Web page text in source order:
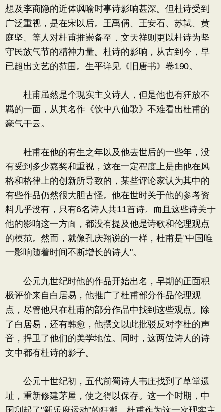
想及李商隐的近体讽喻时事诗影响甚深。但杜诗受到
广泛重视，是在宋以后。王禹偁、王安石、苏轼、黄
庭坚、等人对杜甫推崇备至，文天祥则更以杜诗为坚
守民族气节的精神力量。杜诗的影响，从古到今，早
已超出文艺的范围。生平详见《旧唐书》卷190。
杜甫虽然是个现实主义诗人，但是他也有狂放不
羁的一面，从其名作《饮中八仙歌》不难看出杜甫的
豪气干云。
杜甫在他的有生之年以及他去世后的一些年，没
有受到多少嘉奖和重视，这在一定程度上是由他在风
格和格律上的创新所导致的，某些评论家认为其中的
有些作品仍然很大胆古怪。他在世时关于他的参考资
料几乎没有，只有6名诗人共11首诗。而且这些诗关于
他的影响这一方面，都没有提及他是诗歌和伦理观点
的模范。然而，就像孔庆翔说的一样，杜甫是"中国唯
一影响随着时间不断增长的诗人"。
公元九世纪时他的作品开始出名，早期的正面积
极评价来自白居易，他推广了杜甫部分作品伦理观
点，尽管他只在杜甫的部分作品中找到这些观点。除
了白居易，还有韩愈，他撰文以此批驳反对李杜的声
音，捍卫了他们的美学地位。同时，这两位诗人的诗
文中都有杜诗的影子。
公元十世纪初，五代前蜀诗人韦庄找到了草堂遗
址，重新修建茅屋，使之得以保存。这一个时期，中
国刮起了"新乐府运动"的狂潮，杜甫作为这一次现实主